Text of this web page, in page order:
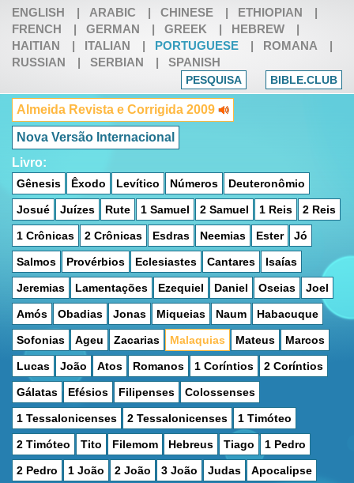
ENGLISH | ARABIC | CHINESE | ETHIOPIAN
|
FRENCH
| GERMAN | GREEK | HEBREW
|
HAITIAN
| ITALIAN | PORTUGUESE | ROMANA
|
RUSSIAN
| SERBIAN | SPANISH
PESQUISA BIBLE.CLUB
Almeida Revista e Corrigida 2009
Nova Versão Internacional
Livro:
Gênesis Êxodo Levítico Números Deuteronômio
Josué Juízes Rute 1 Samuel 2 Samuel 1 Reis 2 Reis
1 Crônicas 2 Crônicas Esdras Neemias Ester Jó
Salmos Provérbios Eclesiastes Cantares Isaías
Jeremias Lamentações Ezequiel Daniel Oseias Joel
Amós Obadias Jonas Miqueias Naum Habacuque
Sofonias Ageu Zacarias Malaquias Mateus Marcos
Lucas João Atos Romanos 1 Coríntios 2 Coríntios
Gálatas Efésios Filipenses Colossenses
1 Tessalonicenses 2 Tessalonicenses 1 Timóteo
2 Timóteo Tito Filemom Hebreus Tiago 1 Pedro
2 Pedro 1 João 2 João 3 João Judas Apocalipse